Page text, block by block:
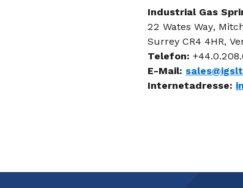
Industrial Gas
22 Wates Way,
Surrey CR4 4HR,
Telefon:
E-Mail:
Internetadresse: